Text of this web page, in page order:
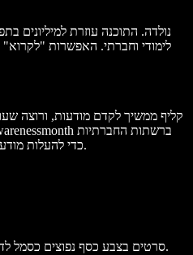
לימודי וחברתי. האפשרות
קליף ממשיך לקדם מודעות, ורוצה
כדי להעלות מודעות לדיסלקסיה בין חברים ועמיתים.
סרטים בצבע כסף נפוצים כסמל לדיסלקסיה, לקידום, הסברה ותמיכה.